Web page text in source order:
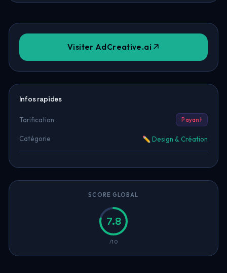
Visiter AdCreative.ai
Infos rapides
Tarification Payant
Catégorie ✏️ Design & Création
SCORE GLOBAL
7.8
/10